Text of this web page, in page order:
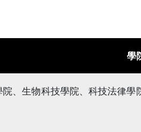
學
、生物科技學院、科技法律